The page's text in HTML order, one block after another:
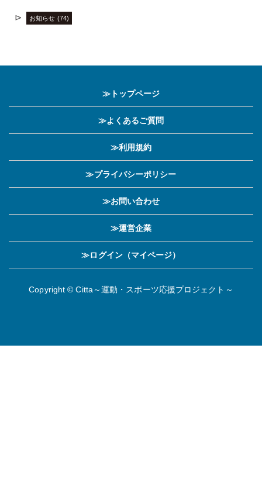
お知らせ (74)
≫トップページ
≫よくあるご質問
≫利用規約
≫プライバシーポリシー
≫お問い合わせ
≫運営企業
≫ログイン（マイページ）
Copyright © Citta～運動・スポーツ応援プロジェクト～